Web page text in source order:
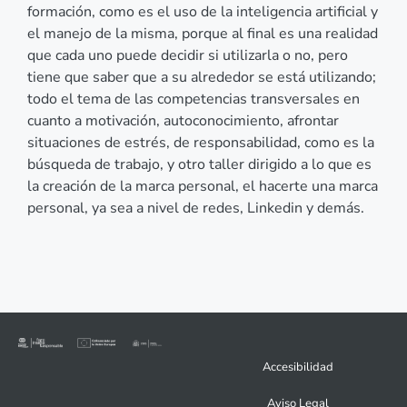
formación, como es el uso de la inteligencia artificial y
el manejo de la misma, porque al final es una realidad
que cada uno puede decidir si utilizarla o no, pero
tiene que saber que a su alrededor se está utilizando;
todo el tema de las competencias transversales en
cuanto a motivación, autoconocimiento, afrontar
situaciones de estrés, de responsabilidad, como es la
búsqueda de trabajo, y otro taller dirigido a lo que es
la creación de la marca personal, el hacerte una marca
personal, ya sea a nivel de redes, Linkedin y demás.
Accesibilidad
Aviso Legal